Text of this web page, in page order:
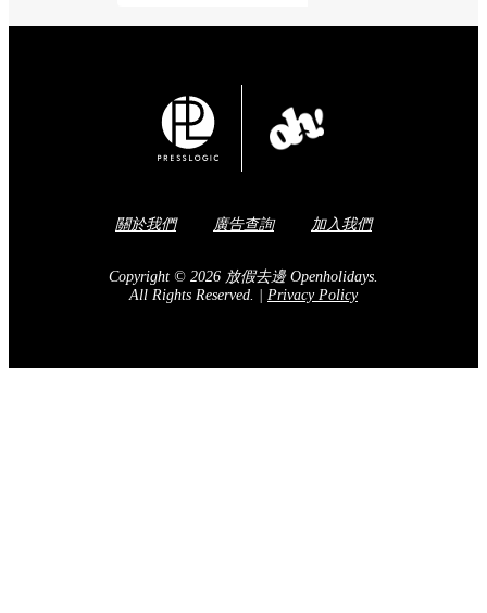
關於我們 廣告查詢 加入我們
Copyright © 2026 放假去邊 Openholidays.
All Rights Reserved.
Privacy Policy